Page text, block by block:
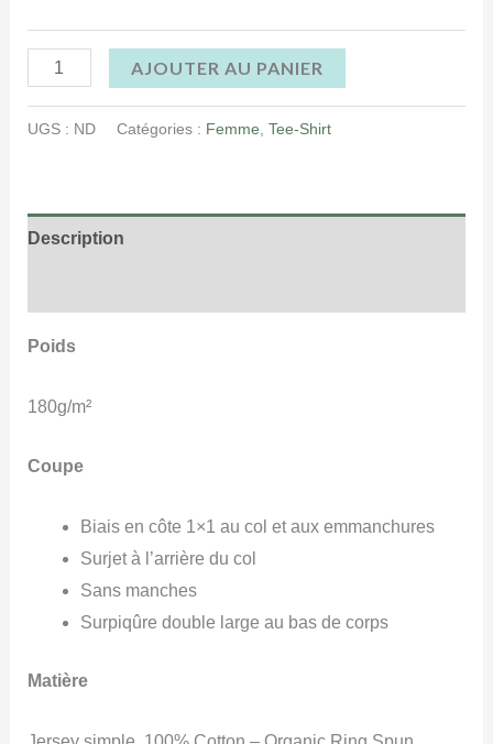
AJOUTER AU PANIER
UGS : ND Catégories : Femme Tee-Shirt
Description
Poids
180g/m²
Coupe
Biais en côte 1×1 au col et aux emmanchures
Surjet à l’arrière du col
Sans manches
Surpiqûre double large au bas de corps
Matière